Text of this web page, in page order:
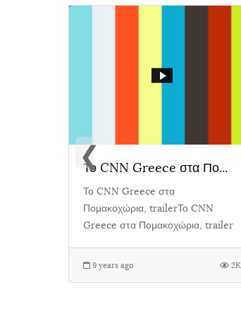
Το CNN Greece στα Πο...
Το CNN Greece στα
Πομακοχώρια, trailerΤο CNN
Greece στα Πομακοχώρια, trailer
9 years ago 2K
❮